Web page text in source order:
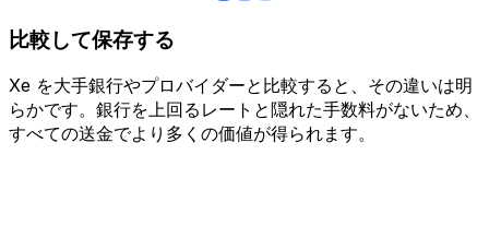
比較して保存する
Xe を大手銀行やプロバイダーと比較すると、その違いは明
らかです。銀行を上回るレートと隠れた手数料がないため、
すべての送金でより多くの価値が得られます。